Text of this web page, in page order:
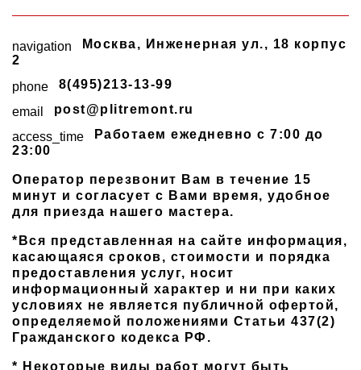
navigation Москва, Инженерная ул., 18 корпус
2
phone
8(495)213-13-99
email
post@plitremont.ru
access_time
Работаем ежедневно c 7:00 до
23:00
Оператор перезвонит Вам в течение 15
минут и согласует с Вами время, удобное
для приезда нашего мастера.
*Вся представленная на сайте информация,
касающаяся сроков, стоимости и порядка
предоставления услуг, носит
информационный характер и ни при каких
условиях не является публичной офертой,
определяемой положениями Статьи 437(2)
Гражданского кодекса РФ.
* Некоторые виды работ могут быть